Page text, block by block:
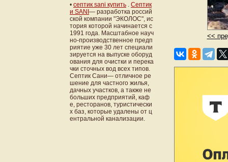
• септик sani купить
Септик
и SANI— разработка россий
ской компании "ЭКОЛОС", ис
тория которой начинается с
1991 года. Масштабное науч
но-производственное предп
риятие уже 30 лет специали
зируется на выпуске оборуд
ования для очистки и перека
чки сточных вод всех типов.
Септик Сани— отличное ре
шение для частного жилья,
дачных участков, а также не
больших предприятий, каф
е, ресторанов, туристически
х баз, которые удалены от ц
ентральной канализации.
<<